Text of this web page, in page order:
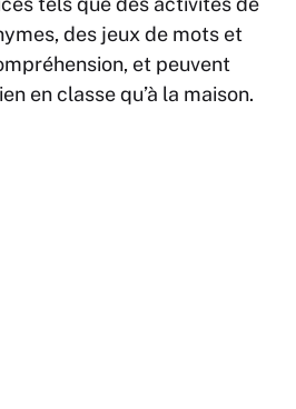
des jeux de mots et
et peuvent
en classe qu’à la maison.